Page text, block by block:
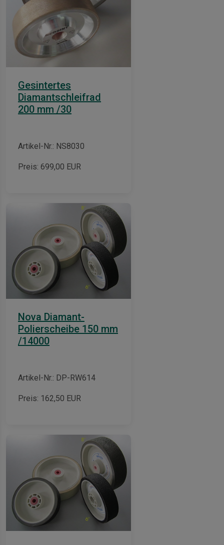
Gesintertes
Diamantschleifrad
200 mm /30
Artikel-Nr.: NS8030
Preis: 699,00 EUR
Nova Diamant-
Polierscheibe 150 mm
/14000
Artikel-Nr.: DP-RW614
Preis: 162,50 EUR